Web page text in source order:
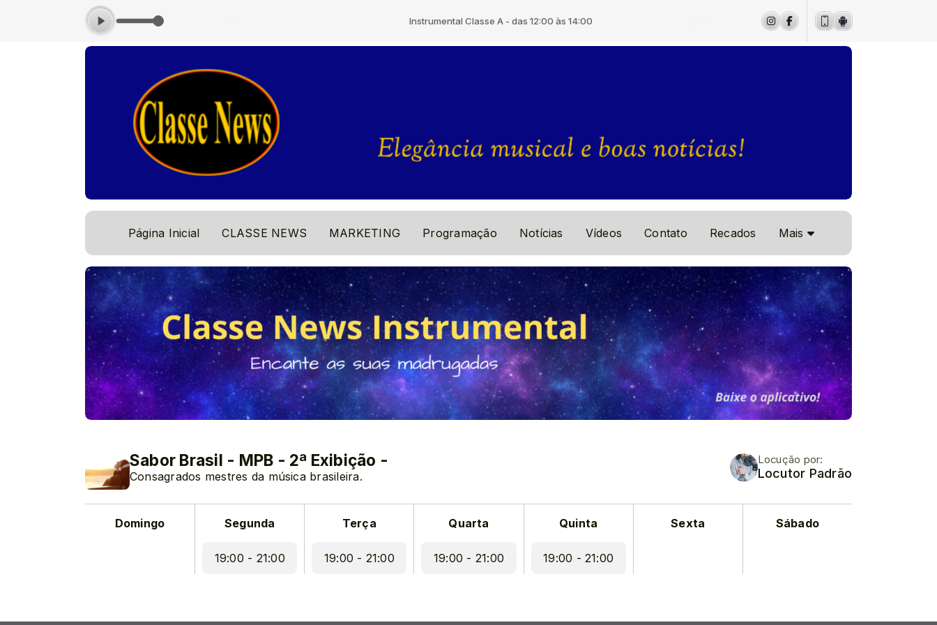
Instrumental Classe A - das 12:00 às 14:00
Página Inicial CLASSE NEWS MARKETING Programação Notícias Vídeos Contato Recados Mais
Sabor Brasil - MPB - 2ª Exibição -
Consagrados mestres da música brasileira.
Locução por:
Locutor Padrão
Domingo Segunda
19:00 - 21:00
Terça
19:00 - 21:00
Quarta
19:00 - 21:00
Quinta
19:00 - 21:00
Sexta Sábado